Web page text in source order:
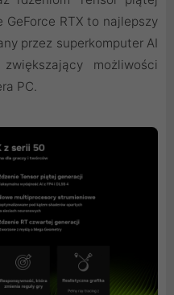
RTX to najlepszy
przez superkomputer AI
możliwości
PC.